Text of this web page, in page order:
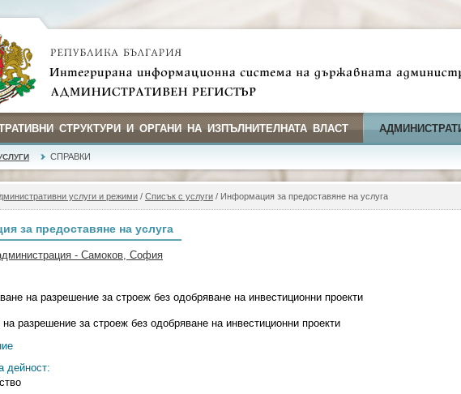
СТРУКТУРИ И ОРГАНИ НА ИЗПЪЛНИТЕЛНАТА ВЛАСТ
СПРАВКИ
услуги и режими / Списък с услуги / Информация за предоставяне на услуга
за предоставяне на услуга
- Самоков, София
на разрешение за строеж без одобряване на инвестиционни проекти
на разрешение за строеж без одобряване на инвестиционни проекти
дейност: